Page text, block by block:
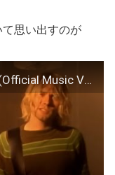
思い出すのが
Nirvana – Smells Like Teen Spirit (Official Music Video)